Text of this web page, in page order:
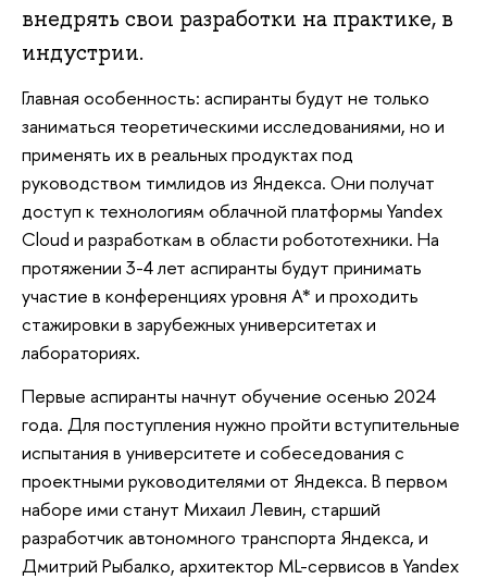
внедрять свои разработки на практике, в
индустрии.
Главная особенность: аспиранты будут не только
заниматься теоретическими исследованиями, но и
применять их в реальных продуктах под
руководством тимлидов из Яндекса. Они получат
доступ к технологиям облачной платформы Yandex
Cloud и разработкам в области робототехники. На
протяжении 3-4 лет аспиранты будут принимать
участие в конференциях уровня А* и проходить
стажировки в зарубежных университетах и
лабораториях.
Первые аспиранты начнут обучение осенью 2024
года. Для поступления нужно пройти вступительные
испытания в университете и собеседования с
проектными руководителями от Яндекса. В первом
наборе ими станут Михаил Левин, старший
разработчик автономного транспорта Яндекса, и
Дмитрий Рыбалко, архитектор ML-сервисов в Yandex